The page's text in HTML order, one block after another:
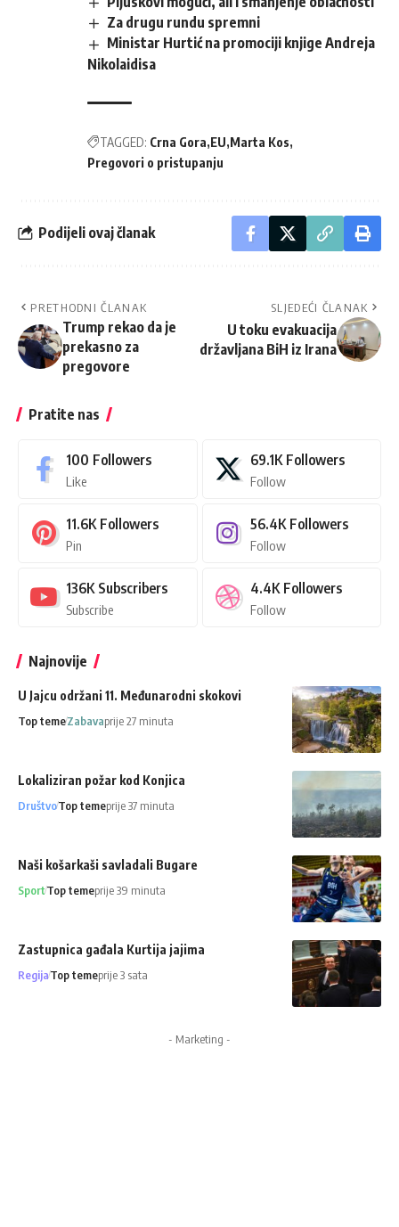
Za drugu rundu spremni
Ministar Hurtić na promociji knjige Andreja
Nikolaidisa
TAGGED: Crna Gora EU Marta Kos
Pregovori o pristupanju
Podijeli ovaj članak
PRETHODNI ČLANAK
Trump rekao da je
prekasno za
pregovore
SLJEDEĆI ČLANAK
U toku evakuacija
državljana BiH iz Irana
Pratite nas
100 Followers
Like
69.1K Followers
Follow
11.6K Followers
Pin
56.4K Followers
Follow
136K Subscribers
Subscribe
4.4K Followers
Follow
Najnovije
U Jajcu održani 11. Međunarodni skokovi
Top temeZabavaprije 27 minuta
Lokaliziran požar kod Konjica
DruštvoTop temeprije 37 minuta
Naši košarkaši savladali Bugare
SportTop temeprije 39 minuta
Zastupnica gađala Kurtija jajima
RegijaTop temeprije 3 sata
- Marketing -